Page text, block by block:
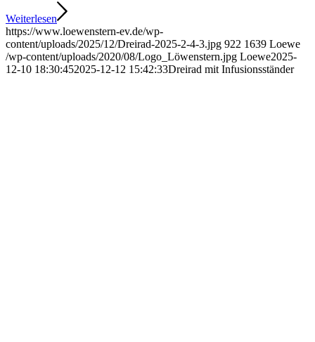
Weiterlesen
https://www.loewenstern-ev.de/wp-
content/uploads/2025/12/Dreirad-2025-2-4-3.jpg 922 1639 Loewe
/wp-content/uploads/2020/08/Logo_Löwenstern.jpg Loewe2025-
12-10 18:30:452025-12-12 15:42:33Dreirad mit Infusionsständer